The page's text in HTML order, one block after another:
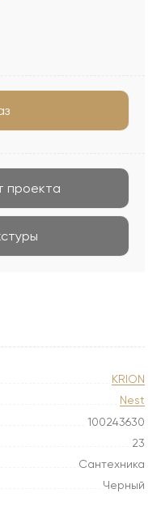
проекта
KRION
Nest
100243630
23
Сантехника
Черный